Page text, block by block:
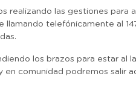
realizando las gestiones para
llamando telefónicamente al
los brazos para estar al
en comunidad podremos salir